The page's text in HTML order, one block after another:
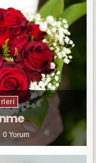
0 Yorum